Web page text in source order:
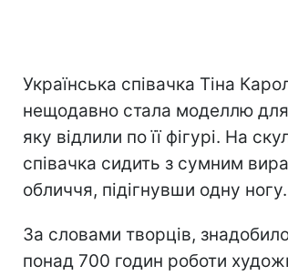
Українська співачка Тіна
нещодавно стала моделлю для
яку відлили по її фігурі. На
співачка сидить з сумним
обличчя, підігнувши одну ногу.
За словами творців,
понад 700 годин роботи